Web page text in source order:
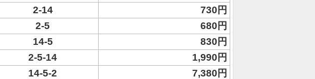
2-14
730円
2-5
680円
14-5
830円
2-5-14
1,990円
14-5-2 7,380円